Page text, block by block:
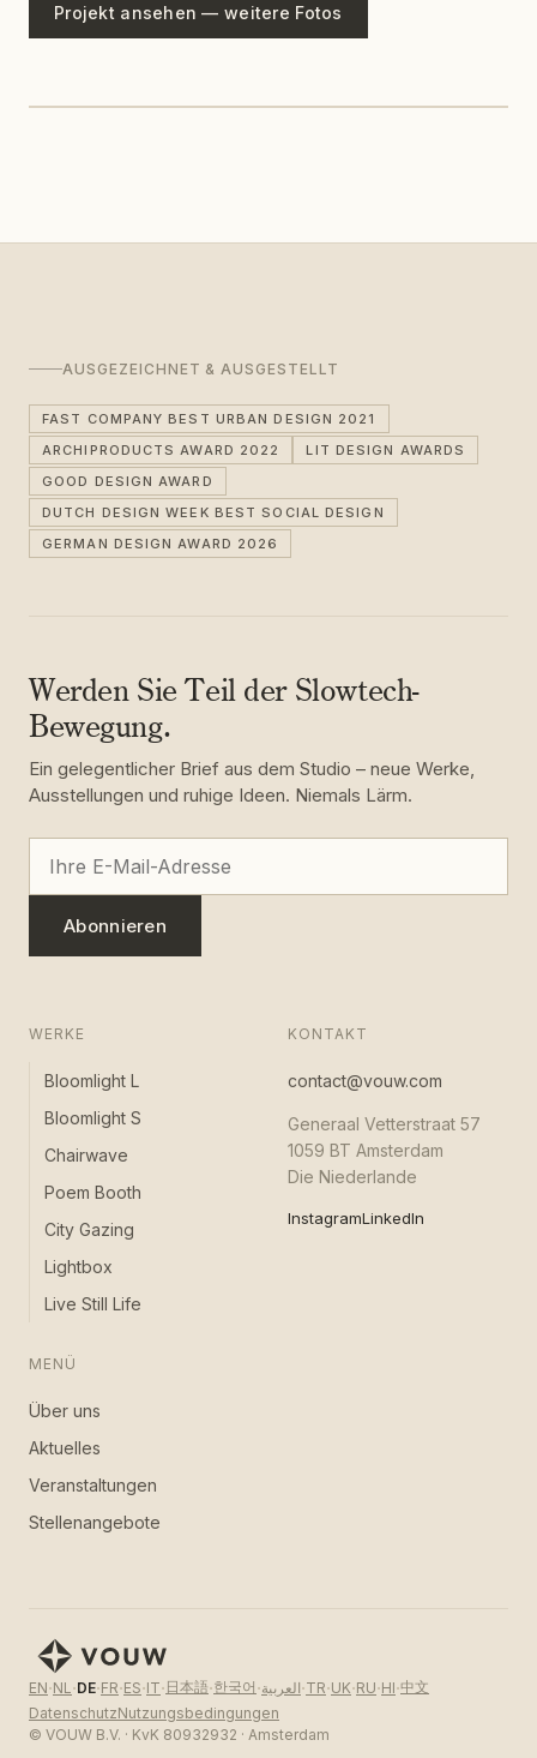
Projekt ansehen — weitere Fotos
AUSGEZEICHNET & AUSGESTELLT
FAST COMPANY BEST URBAN DESIGN 2021
ARCHIPRODUCTS AWARD 2022
LIT DESIGN AWARDS
GOOD DESIGN AWARD
DUTCH DESIGN WEEK BEST SOCIAL DESIGN
GERMAN DESIGN AWARD 2026
Werden Sie Teil der Slowtech-
Bewegung.
Ein gelegentlicher Brief aus dem Studio – neue Werke,
Ausstellungen und ruhige Ideen. Niemals Lärm.
Abonnieren
WERKE
Bloomlight L
Bloomlight S
Chairwave
Poem Booth
City Gazing
Lightbox
Live Still Life
MENÜ
Über uns
Aktuelles
Veranstaltungen
Stellenangebote
KONTAKT
contact@vouw.com
Generaal Vetterstraat 57
1059 BT Amsterdam
Die Niederlande
InstagramLinkedIn
EN·NL·DE·FR·ES·IT· 日本語·한국어 ·العربية·TR·UK·RU·HI·中文
DatenschutzNutzungsbedingungen
© VOUW B.V. · KvK 80932932 · Amsterdam